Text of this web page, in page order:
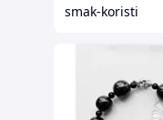
smak-koristi